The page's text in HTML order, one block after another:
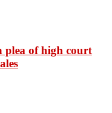
plea of high court